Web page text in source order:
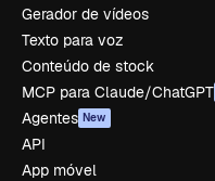
Gerador de vídeos
Texto para voz
Conteúdo de stock
MCP para Claude/ChatGPT
Agentes New
API
App móvel